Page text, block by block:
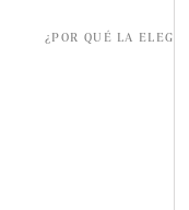
¿POR QUÉ LA